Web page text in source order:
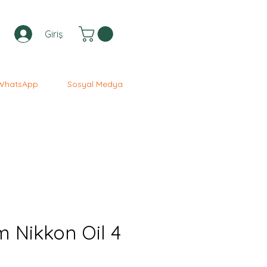
Giriş
Sosyal Medya
Nikkon Oil 4